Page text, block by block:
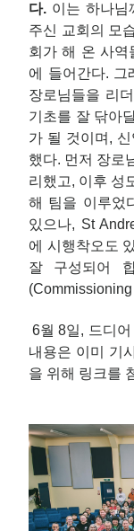
다. 이는 하나님
주신 교회의 모
회가 해 온 사역
에 들어간다. 그
장로님들을 리
기초를 잘 닦아
가 될 것이며,
했다. 먼저 장로
리했고, 이후 성
해 팀을 이루었
있으나, St
에 시행착오도
잘 구성되어
(Commissioning
6월 8일, 드디
내용은 이미 기
을 위해 링크를